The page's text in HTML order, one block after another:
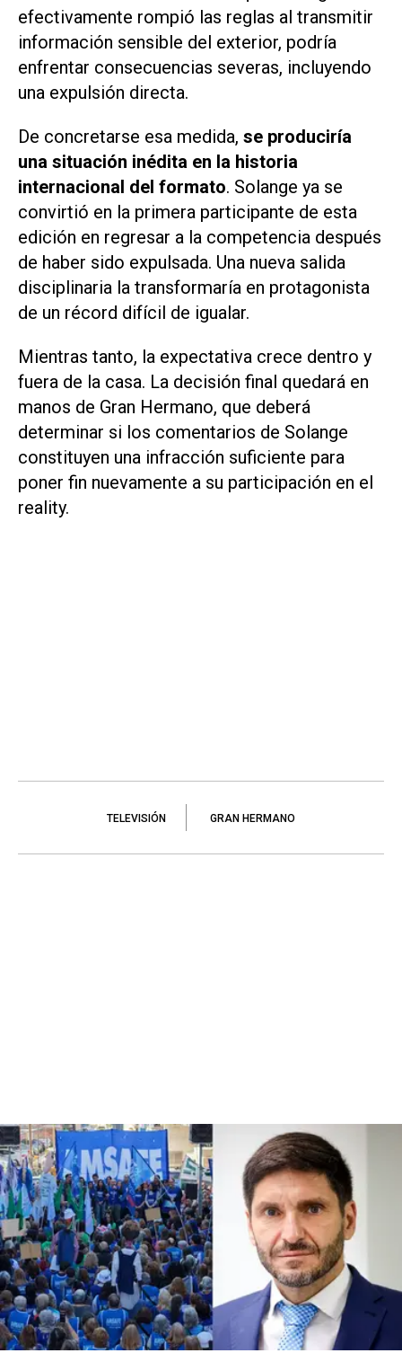
efectivamente rompió las reglas al transmitir
información sensible del exterior, podría
enfrentar consecuencias severas, incluyendo
una expulsión directa.
De concretarse esa medida, se produciría
una situación inédita en la historia
internacional del formato. Solange ya se
convirtió en la primera participante de esta
edición en regresar a la competencia después
de haber sido expulsada. Una nueva salida
disciplinaria la transformaría en protagonista
de un récord difícil de igualar.
Mientras tanto, la expectativa crece dentro y
fuera de la casa. La decisión final quedará en
manos de Gran Hermano, que deberá
determinar si los comentarios de Solange
constituyen una infracción suficiente para
poner fin nuevamente a su participación en el
reality.
TELEVISIÓN GRAN HERMANO